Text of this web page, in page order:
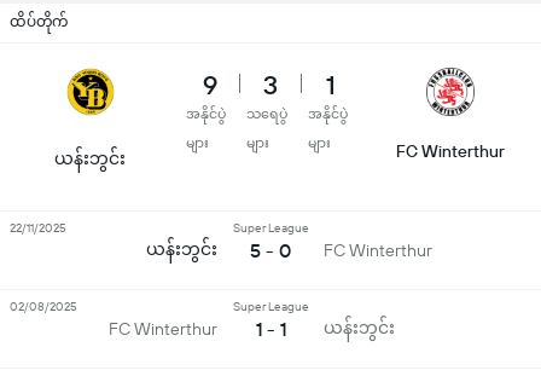
ထိပ်တိုက်
ယန်းဘွင်း
9
အနိုင်ပွဲ
များ
3
သရေပွဲ
များ
1
အနိုင်ပွဲ
များ
FC Winterthur
ယန်းဘွင်း
Super League
5 - 0 FC Winterthur
22/11/2025
FC Winterthur
Super League
1 - 1 ယန်းဘွင်း
02/08/2025